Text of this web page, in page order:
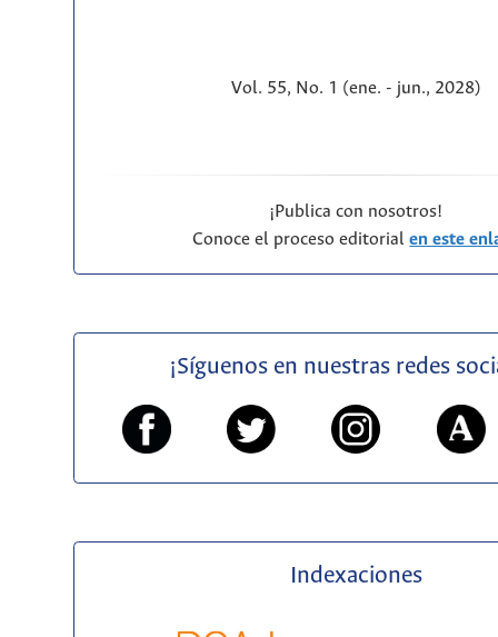
Vol. 55, No. 1 (ene. - jun., 2028)
¡Publica con nosotros!
Conoce el proceso editorialen este
¡Síguenos en nuestras redes
Indexaciones